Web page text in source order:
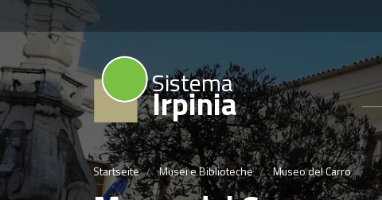
Sistema
Irpinia
Startseite Musei e Biblioteche Museo del Carro